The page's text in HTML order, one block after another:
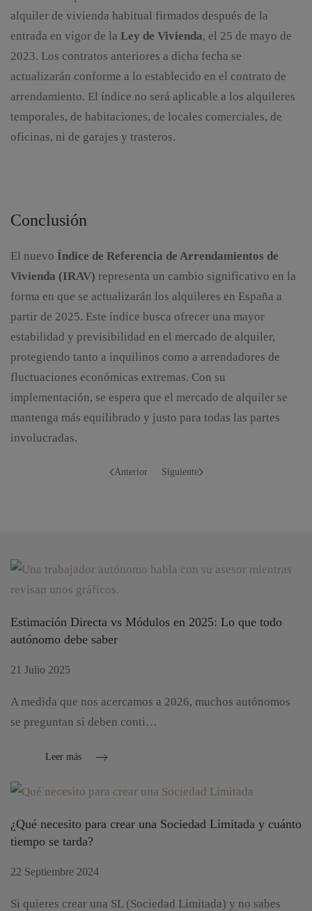
alquiler de vivienda habitual firmados después de la
entrada en vigor de la Ley de Vivienda, el 25 de mayo de
2023. Los contratos anteriores a dicha fecha se
actualizarán conforme a lo establecido en el contrato de
arrendamiento. El índice no será aplicable a los alquileres
temporales, de habitaciones, de locales comerciales, de
oficinas, ni de garajes y trasteros.
Conclusión
El nuevo Índice de Referencia de Arrendamientos de
Vivienda (IRAV) representa un cambio significativo en la
forma en que se actualizarán los alquileres en España a
partir de 2025. Este índice busca ofrecer una mayor
estabilidad y previsibilidad en el mercado de alquiler,
protegiendo tanto a inquilinos como a arrendadores de
fluctuaciones económicas extremas. Con su
implementación, se espera que el mercado de alquiler se
mantenga más equilibrado y justo para todas las partes
involucradas.
Anterior Siguiente
Estimación Directa vs Módulos en 2025: Lo que todo
autónomo debe saber
21 Julio 2025
A medida que nos acercamos a 2026, muchos autónomos
se preguntan si deben conti…
Leer más
¿Qué necesito para crear una Sociedad Limitada y cuánto
tiempo se tarda?
22 Septiembre 2024
Si quieres crear una SL (Sociedad Limitada) y no sabes